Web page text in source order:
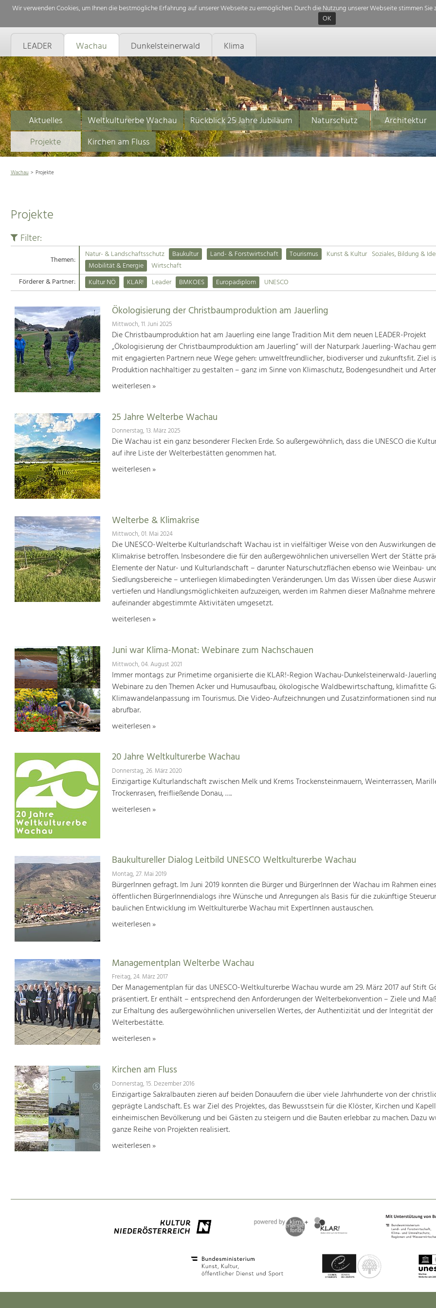
Wir verwenden Cookies, um Ihnen die bestmögliche Erfahrung auf unserer Webseite zu ermöglichen. Durch die Nutzung unserer Webseite stimmen
OK
LEADER Wachau Dunkelsteinerwald Klima
Aktuelles Weltkulturerbe Wachau Rückblick 25 Jahre Jubiläum Naturschutz Architektur
Projekte
Kirchen am Fluss
Wachau Projekte
Projekte
Filter:
Themen: Natur- & Landschaftsschutz Baukultur Land- & Forstwirtschaft Tourismus Kunst & Kultur Soziales, Bildung &
Mobilität & Energie
Wirtschaft
Förderer & Partner:
Kultur NÖ KLAR! Leader BMKOES Europadiplom UNESCO
Ökologisierung der Christbaumproduktion am Jauerling
Mittwoch, 11. Juni 2025
Die Christbaumproduktion hat am Jauerling eine lange Tradition Mit dem neuen LEADER-Projekt
„Ökologisierung der Christbaumproduktion am Jauerling“ will der Naturpark Jauerling-Wachau
mit engagierten Partnern neue Wege gehen: umweltfreundlicher, biodiverser und zukunftsfit. Ziel
Produktion nachhaltiger zu gestalten – ganz im Sinne von Klimaschutz, Bodengesundheit und
weiterlesen »
25 Jahre Welterbe Wachau
Donnerstag, 13. März 2025
Die Wachau ist ein ganz besonderer Flecken Erde. So außergewöhnlich, dass die UNESCO die
auf ihre Liste der Welterbestätten genommen hat.
weiterlesen »
Welterbe & Klimakrise
Mittwoch, 01. Mai 2024
Die UNESCO-Welterbe Kulturlandschaft Wachau ist in vielfältiger Weise von den Auswirkungen
Klimakrise betroffen. Insbesondere die für den außergewöhnlichen universellen Wert der Stätte
Elemente der Natur- und Kulturlandschaft – darunter Naturschutzflächen ebenso wie Weinbau-
Siedlungsbereiche – unterliegen klimabedingten Veränderungen. Um das Wissen über diese
vertiefen und Handlungsmöglichkeiten aufzuzeigen, werden im Rahmen dieser Maßnahme mehrere
aufeinander abgestimmte Aktivitäten umgesetzt.
weiterlesen »
Juni war Klima-Monat: Webinare zum Nachschauen
Mittwoch, 04. August 2021
Immer montags zur Primetime organisierte die KLAR!-Region Wachau-Dunkelsteinerwald-
Webinare zu den Themen Acker und Humusaufbau, ökologische Waldbewirtschaftung, klimafitte
Klimawandelanpassung im Tourismus. Die Video-Aufzeichnungen und Zusatzinformationen sind
abrufbar.
weiterlesen »
20 Jahre Weltkulturerbe Wachau
Donnerstag, 26. März 2020
Einzigartige Kulturlandschaft zwischen Melk und Krems Trockensteinmauern, Weinterrassen,
Trockenrasen, freifließende Donau, ….
weiterlesen »
Baukultureller Dialog Leitbild UNESCO Weltkulturerbe Wachau
Montag, 27. Mai 2019
BürgerInnen gefragt. Im Juni 2019 konnten die Bürger und BürgerInnen der Wachau im Rahmen eines
öffentlichen BürgerInnendialogs ihre Wünsche und Anregungen als Basis für die zukünftige
baulichen Entwicklung im Weltkulturerbe Wachau mit ExpertInnen austauschen.
weiterlesen »
Managementplan Welterbe Wachau
Freitag, 24. März 2017
Der Managementplan für das UNESCO-Weltkulturerbe Wachau wurde am 29. März 2017 auf Stift
präsentiert. Er enthält – entsprechend den Anforderungen der Welterbekonvention – Ziele und
zur Erhaltung des außergewöhnlichen universellen Wertes, der Authentizität und der Integrität der
Welterbestätte.
weiterlesen »
Kirchen am Fluss
Donnerstag, 15. Dezember 2016
Einzigartige Sakralbauten zieren auf beiden Donauufern die über viele Jahrhunderte von der
geprägte Landschaft. Es war Ziel des Projektes, das Bewusstsein für die Klöster, Kirchen und
einheimischen Bevölkerung und bei Gästen zu steigern und die Bauten erlebbar zu machen. Dazu
ganze Reihe von Projekten realisiert.
weiterlesen »